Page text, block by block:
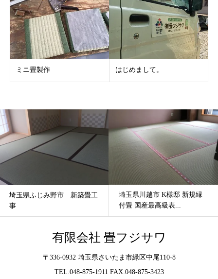
ミニ畳製作 はじめまして。
埼玉県ふじみ野市 新築畳工
事
埼玉県川越市 K様邸 新規縁
付畳 国産最高級表...
有限会社 畳フジサワ
〒336-0932 埼玉県さいたま市緑区中尾110-8
TEL:048-875-1911 FAX:048-875-3423